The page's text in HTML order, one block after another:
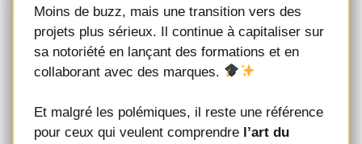
Moins de buzz, mais une transition vers des
projets plus sérieux. Il continue à capitaliser sur
sa notoriété en lançant des formations et en
collaborant avec des marques.
Et malgré les polémiques, il reste une référence
pour ceux qui veulent comprendre l’art du